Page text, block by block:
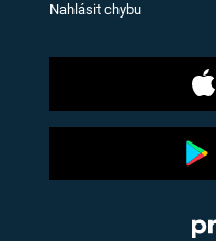
Nahlásit chybu